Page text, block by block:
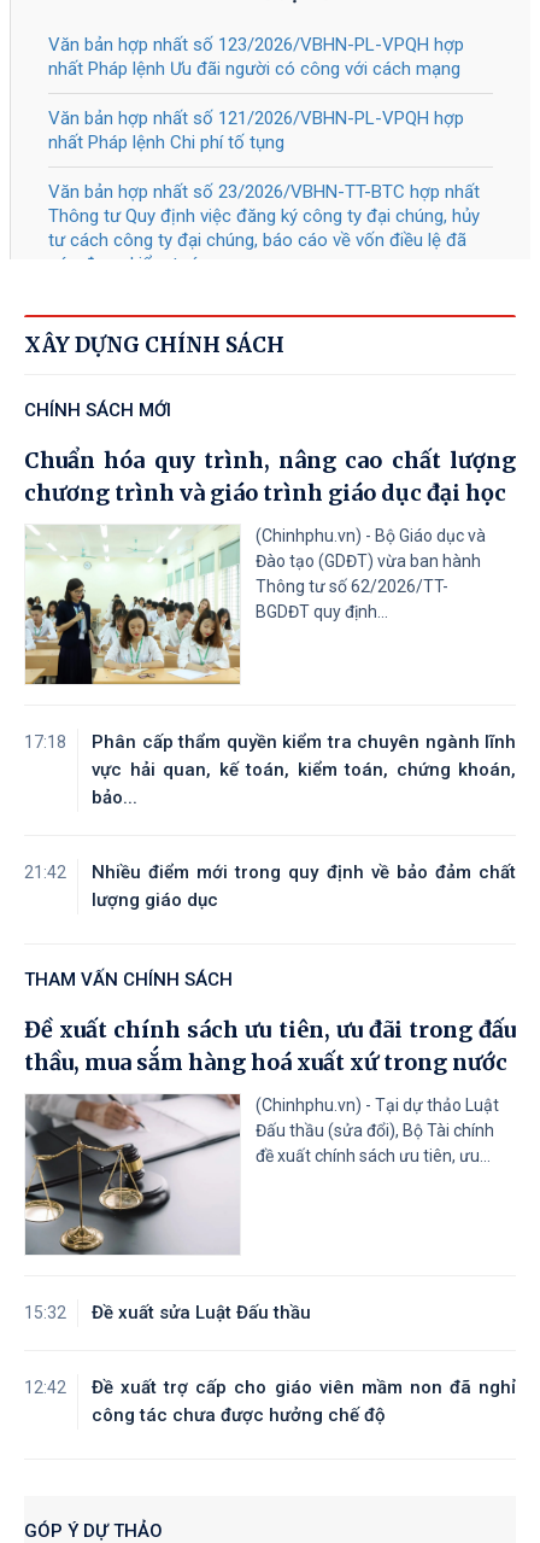
Tài liệu đính kèm
/CT-TTg
05/08/2026
Về thực hiện các nhiệm vụ trọng tâm
năm học 2026 - 2027
Tài liệu đính kèm
nghiệm, các phòng thí nghiệm trọng
Tài liệu đính kèm
1482/QĐ-TTg
04/08/2026
Về việc kiện toàn thành viên Ủy ban
Quốc gia về người cao tuổi Việt Nam
Tài liệu đính kèm
208/NQ-CP
04/08/2026
Ban hành Chương trình hành động
của Chính phủ thực hiện Kết luận số
của Ban Chấp hành Trung ương Đảng
khóa XIV về bảo vệ môi trường và chủ
Tài liệu đính kèm
XÂY DỰNG CHÍNH SÁCH
CHÍNH SÁCH MỚI
Chuẩn hóa quy trình, nâng cao chất lượng
chương trình và giáo trình giáo dục đại học
(Chinhphu.vn) - Bộ Giáo dục và
Đào tạo (GDĐT) vừa ban hành
Thông tư số 62/2026/TT-
BGDĐT quy định...
17:18
Phân cấp thẩm quyền kiểm tra chuyên ngành lĩnh
vực hải quan, kế toán, kiểm toán, chứng khoán,
bảo...
21:42
Nhiều điểm mới trong quy định về bảo đảm chất
lượng giáo dục
THAM VẤN CHÍNH SÁCH
Đề xuất chính sách ưu tiên, ưu đãi trong đấu
thầu, mua sắm hàng hoá xuất xứ trong nước
(Chinhphu.vn) - Tại dự thảo Luật
Đấu thầu (sửa đổi), Bộ Tài chính
đề xuất chính sách ưu tiên, ưu...
15:32 Đề xuất sửa Luật Đấu thầu
12:42
Đề xuất trợ cấp cho giáo viên mầm non đã nghỉ
công tác chưa được hưởng chế độ
GÓP Ý DỰ THẢO